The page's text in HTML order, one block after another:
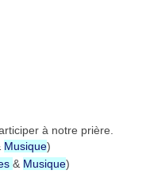
à notre prière.
Musique)
& Musique)